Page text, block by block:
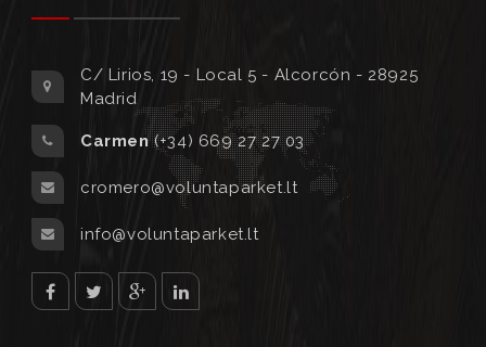
C/ Lirios, 19 - Local 5 - Alcorcón - 28925
Madrid
Carmen(+34) 669 27 27 03
cromero@voluntaparket.lt
info@voluntaparket.lt